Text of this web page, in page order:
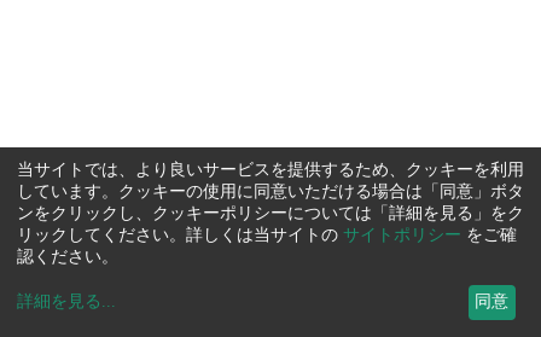
当サイトでは、より良いサービスを提供するため、クッキーを利用
しています。クッキーの使用に同意いただける場合は「同意」ボタ
ンをクリックし、クッキーポリシーについては「詳細を見る」をク
リックしてください。詳しくは当サイトの サイトポリシー をご確
認ください。
詳細を見る ... 同意